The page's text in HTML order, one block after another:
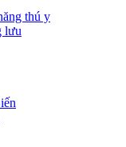
thú y
lưu